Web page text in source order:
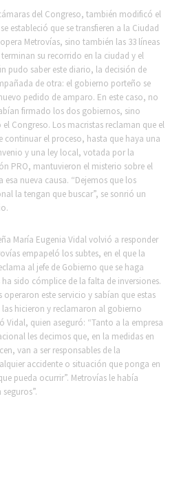
del Congreso, también modificó el
estableció que se transfieren a la Ciudad
Metrovías, sino también las 33 líneas
su recorrido en la ciudad y el
pudo saber este diario, la decisión de
de otra: el gobierno porteño se
pedido de amparo. En este caso, no
firmado los dos gobiernos, sino
Congreso. Los macristas reclaman que el
continuar el proceso, hasta que haya una
y una ley local, votada por la
PRO, mantuvieron el misterio sobre el
nueva causa. “Dejemos que los
la tengan que buscar”, se sonrió un
María Eugenia Vidal volvió a responder
empapeló los subtes, en el que la
al jefe de Gobierno que se haga
sido cómplice de la falta de inversiones.
este servicio y sabían que estas
las hicieron y reclamaron al gobierno
Vidal, quien aseguró: “Tanto a la empresa
les decimos que, en la medidas en
van a ser responsables de la
accidente o situación que ponga en
pueda ocurrir”. Metrovías le había